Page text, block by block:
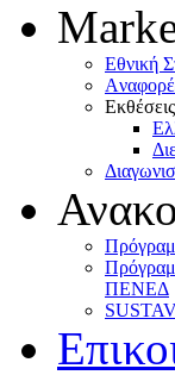
Eθνική
Eκθέσεις
ΠΕΝΕΔ